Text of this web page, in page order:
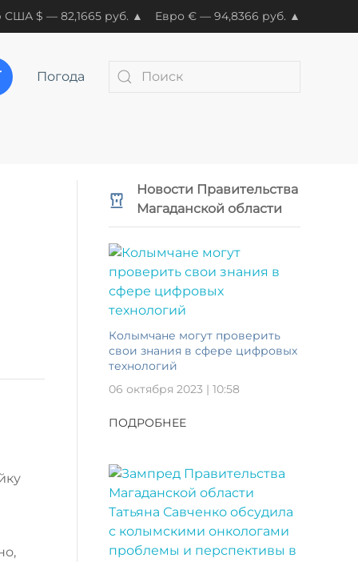
США $ — 82,1665 руб. ▲ Евро € — 94,8366 руб. ▲
Погода
Новости Правительства
Магаданской области
Колымчане могут проверить
свои знания в сфере цифровых
технологий
06 октября 2023 | 10:58
ПОДРОБНЕЕ